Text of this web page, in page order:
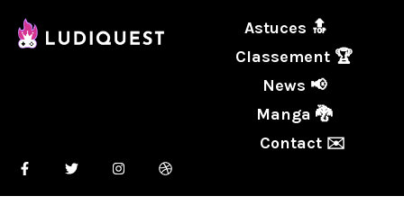
Astuces 🔝
Classement 🏆
News 📢
Manga 🐉
Contact ✉️